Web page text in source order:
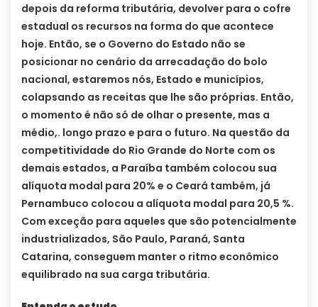
depois da reforma tributária, devolver para o cofre
estadual os recursos na forma do que acontece
hoje. Então, se o Governo do Estado não se
posicionar no cenário da arrecadação do bolo
nacional, estaremos nós, Estado e municípios,
colapsando as receitas que lhe são próprias. Então,
o momento é não só de olhar o presente, mas a
médio,. longo prazo e para o futuro. Na questão da
competitividade do Rio Grande do Norte com os
demais estados, a Paraíba também colocou sua
alíquota modal para 20% e o Ceará também, já
Pernambuco colocou a alíquota modal para 20,5 %.
Com exceção para aqueles que são potencialmente
industrializados, São Paulo, Paraná, Santa
Catarina, conseguem manter o ritmo econômico
equilibrado na sua carga tributária.